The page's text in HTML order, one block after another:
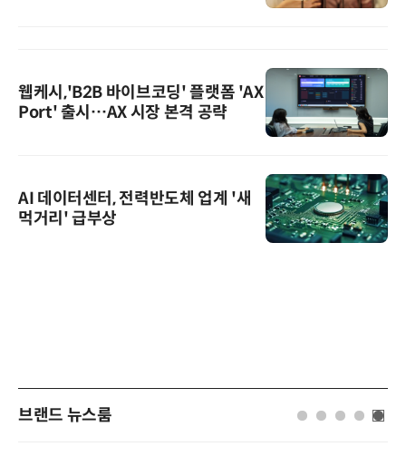
웹케시,'B2B 바이브코딩' 플랫폼 'AX
Port' 출시…AX 시장 본격 공략
AI 데이터센터, 전력반도체 업계 '새
먹거리' 급부상
브랜드 뉴스룸